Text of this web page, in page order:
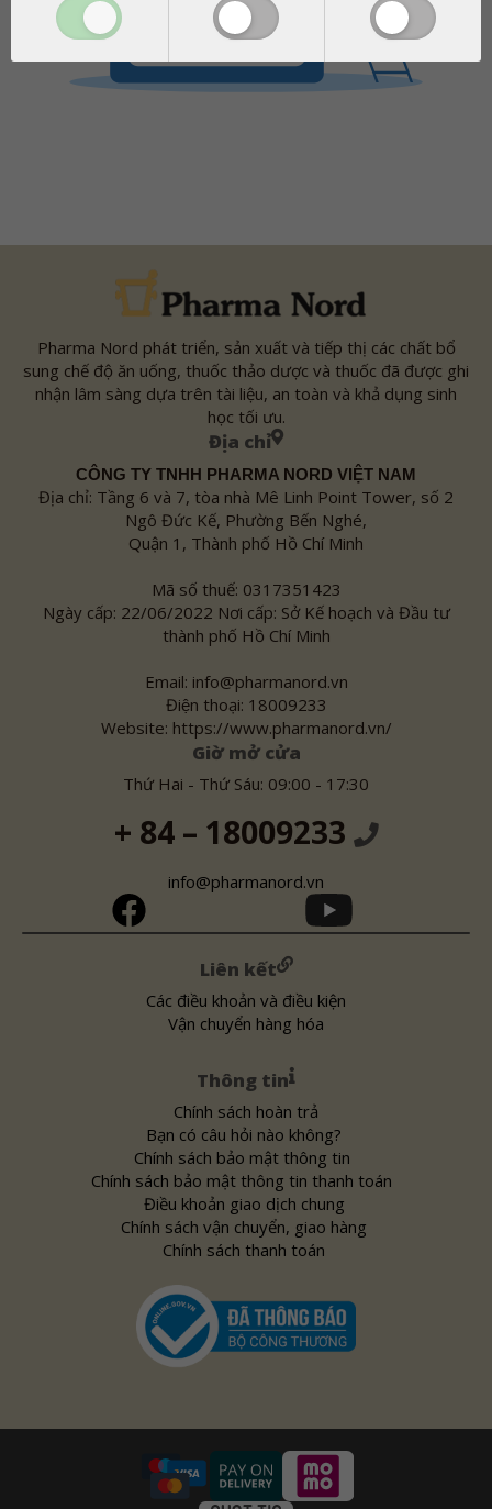
Pharma Nord phát triển, sản xuất và tiếp thị các chất bổ
sung chế độ ăn uống, thuốc thảo dược và thuốc đã được ghi
nhận lâm sàng dựa trên tài liệu, an toàn và khả dụng sinh
học tối ưu.
Địa chỉ
CÔNG TY TNHH PHARMA NORD VIỆT NAM
Địa chỉ: Tầng 6 và 7, tòa nhà Mê Linh Point Tower, số 2
Ngô Đức Kế, Phường Bến Nghé,
Quận 1, Thành phố Hồ Chí Minh
Mã số thuế: 0317351423
Ngày cấp: 22/06/2022 Nơi cấp: Sở Kế hoạch và Đầu tư
thành phố Hồ Chí Minh
Email: info@pharmanord.vn
Điện thoại: 18009233
Website: https://www.pharmanord.vn/
Giờ mở cửa
Thứ Hai - Thứ Sáu: 09:00 - 17:30
+ 84 – 18009233
info@pharmanord.vn
Liên kết
Các điều khoản và điều kiện
Vận chuyển hàng hóa
Thông tin
Chính sách hoàn trả
Bạn có câu hỏi nào không?
Chính sách bảo mật thông tin
Chính sách bảo mật thông tin thanh toán
Điều khoản giao dịch chung
Chính sách vận chuyển, giao hàng
Chính sách thanh toán